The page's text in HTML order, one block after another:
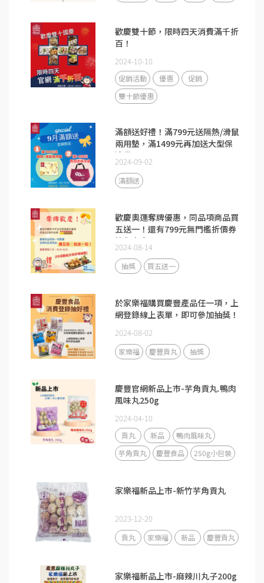
歡慶雙十節，限時四天消費滿千折
百！
2024-10-10
促銷活動 優惠
促銷
雙十節優惠
滿額送好禮！滿799元送隔熱/滑鼠
兩用墊，滿1499元再加送大型保
冷袋
2024-09-02
滿額送
歡慶奧運奪牌優惠，同品項商品買
五送一！還有799元無門檻折價券
等你來拿
2024-08-14
抽獎 買五送一
於家樂福購買慶豐產品任一項，上
網登錄線上表單，即可參加抽獎！
2024-08-02
家樂福 慶豐貢丸 抽獎
慶豐官網新品上市-芋角貢丸.鴨肉
風味丸250g
2024-04-10
貢丸 新品
鴨肉風味丸
芋角貢丸
慶豐食品 250g小包裝
家樂福新品上市-新竹芋角貢丸
2023-12-20
貢丸 家樂福 新品 慶豐貢丸
家樂福新品上市-麻辣川丸子200g